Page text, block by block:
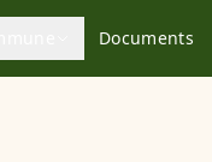
Documents